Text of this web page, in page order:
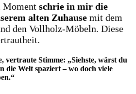
Moment schrie in mir die
alten Zuhause mit dem
den Vollholz-Möbeln. Diese
vertraute Stimme: „Siehste, wärst du
die Welt spaziert – wo doch viele